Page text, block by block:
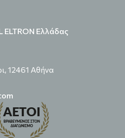
ELTRON Ελλάδας
12461 Αθήνα